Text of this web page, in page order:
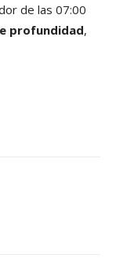
de las 07:00
profundidad,